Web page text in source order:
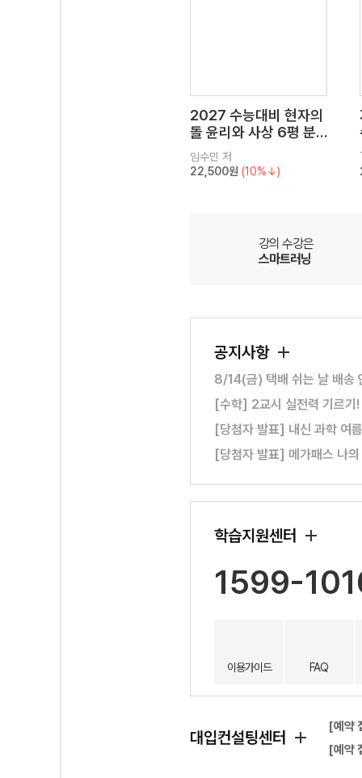
2027 수능대비 현자의
돌 윤리와 사상 6평 분
석서&EBS 수능완성 연
계 N제
임수민 저
22,500원 (10%↓)
강의 수강은
스마트러닝
공지사항
8/14(금) 택배 쉬는 날 배송
[수학] 2교시 실전력 기르기
[당첨자 발표] 내신 과학 여
[당첨자 발표] 메가패스 나
학습지원센터
1599-
이용가이드 FAQ
대입컨설팅센터
[예약
[예약